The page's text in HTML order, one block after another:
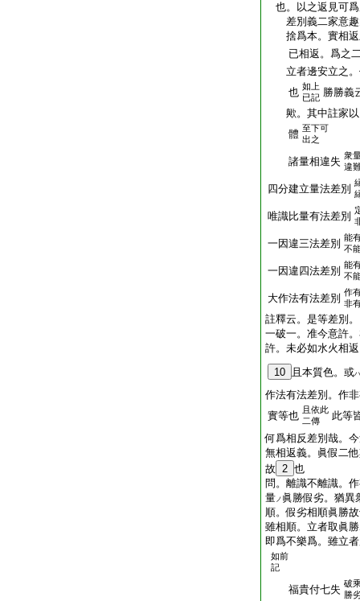
也。以之返見可
差別義二家意趣
捨爲本。實相返
已相返。爲之
立者邊安立之。
也 如上
已記 勝勝義
歟。其中註家以
體 至下可
出之
諸量相違失 衆
違
四分建立量法差別
唯識比量有法差別
一因違三法差別 能
不
一因違四法差別 能
不
大作法有法差別 作
非
註釋云。是等差別
一破一。准今意許
許。未必如水火相
10
且本質色。或ハ
作法有法差別。作
實等也 且依此
二傳
此等
何爲相反差別哉。
無相返義。眞假二
故 2 也
問。離識不離識。
量ノ 眞勝假劣。猶異
順。假劣相順眞勝
雖相順。立者取眞
即爲不樂爲。雖立
如前
記
福貴付七失 破
勝